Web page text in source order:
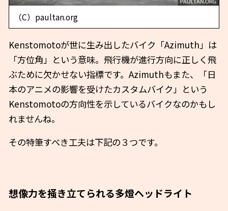
（C）paultan.org
Kenstomotoが世に生み出したバイク「Azimuth」は
「方位角」という意味。飛行機が進行方向に正しく飛
ぶために欠かせない指標です。Azimuthもまた、「日
本のアニメの影響を受けたカスタムバイク」という
Kenstomotoの方向性を示しているバイクなのかもし
れませんね。
その特筆すべき工夫は下記の３つです。
想像力を掻き立てられる多燈ヘッドライト